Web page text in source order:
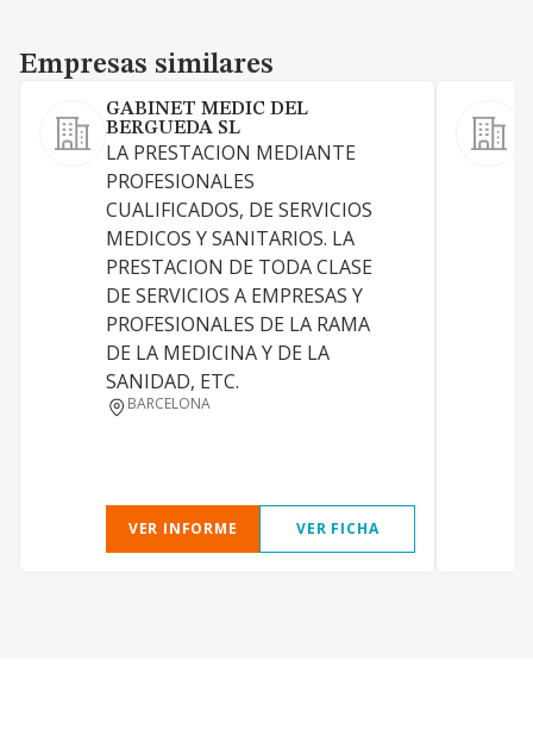
Empresas similares
Empresas similares
GABINET MEDIC DEL
BERGUEDA SL
LA PRESTACION MEDIANTE
PROFESIONALES
CUALIFICADOS, DE SERVICIOS
MEDICOS Y SANITARIOS. LA
PRESTACION DE TODA CLASE
DE SERVICIOS A EMPRESAS Y
PROFESIONALES DE LA RAMA
DE LA MEDICINA Y DE LA
SANIDAD, ETC.
BARCELONA
VER INFORME VER FICHA